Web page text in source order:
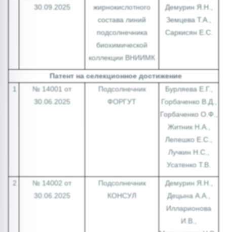
30.09.2025
жирнокислотного
состава линий
подсолнечника
биохимической
коллекции ВНИИМК
Демурин Я.Н.,
Земцева Т.А.,
Саркисян Е.С.
Патент на селекционное достижение
1
№ 14001 от
30.06.2025
Подсолнечник
ФОРГУТ
Бурляева Е.Г.,
Горбаченко В.Д.,
Горбаченко О.Ф.,
Житник Н.А.,
Лепешко Е.С.,
Лучкин Н.С.,
Усатенко Т.В.
2
№ 14002 от
30.06.2025
Подсолнечник
КОНСУЛ
Демурин Я.Н.,
Децына А.А.,
Илларионова
И.В.,